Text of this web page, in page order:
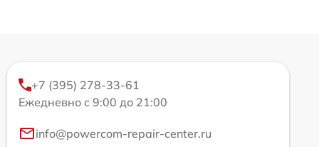
+7 (395) 278-33-61
Ежедневно с 9:00 до 21:00
info@powercom-repair-center.ru